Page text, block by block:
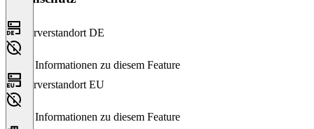
Serverstandort DE
Keine Informationen zu diesem Feature
Serverstandort EU
Keine Informationen zu diesem Feature